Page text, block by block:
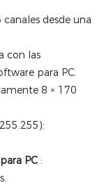
desde una
con las
para PC.
8 × 170
PC: